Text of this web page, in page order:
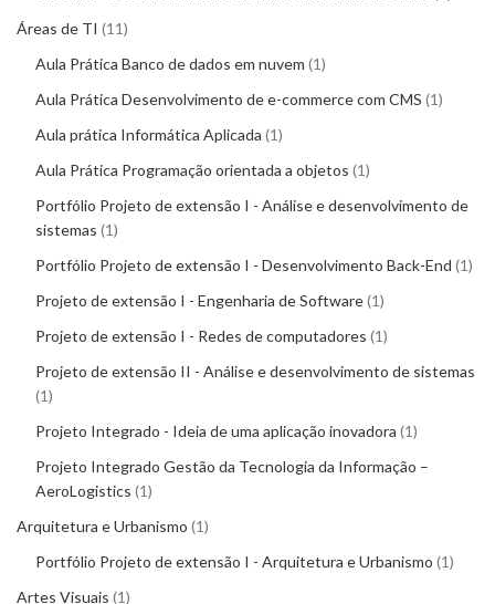
Áreas de TI 11
Aula Prática Banco de dados em nuvem 1
Aula Prática Desenvolvimento de e-commerce com CMS 1
Aula prática Informática Aplicada 1
Aula Prática Programação orientada a objetos 1
Portfólio Projeto de extensão I - Análise e desenvolvimento de
sistemas 1
Portfólio Projeto de extensão I - Desenvolvimento Back-End 1
Projeto de extensão I - Engenharia de Software 1
Projeto de extensão I - Redes de computadores 1
Projeto de extensão II - Análise e desenvolvimento de sistemas
1
Projeto Integrado - Ideia de uma aplicação inovadora 1
Projeto Integrado Gestão da Tecnologia da Informação –
AeroLogistics 1
Arquitetura e Urbanismo 1
Portfólio Projeto de extensão I - Arquitetura e Urbanismo 1
Artes Visuais 1